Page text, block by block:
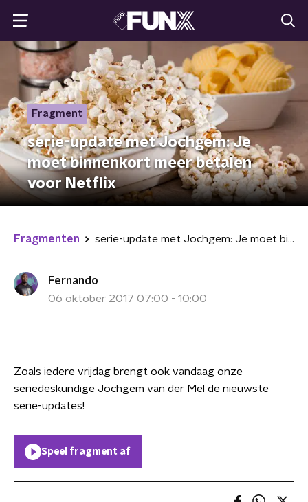
Fragment
serie-update met Jochgem: Je
moet binnenkort meer betalen
voor Netflix
Fragmenten serie-update met Jochgem: Je moet binnenkort meer betalen voor Netflix
Fernando
06 oktober 2017 07:00 - 10:00
Zoals iedere vrijdag brengt ook vandaag onze
seriedeskundige Jochgem van der Mel de nieuwste
serie-updates!
Speel fragment af